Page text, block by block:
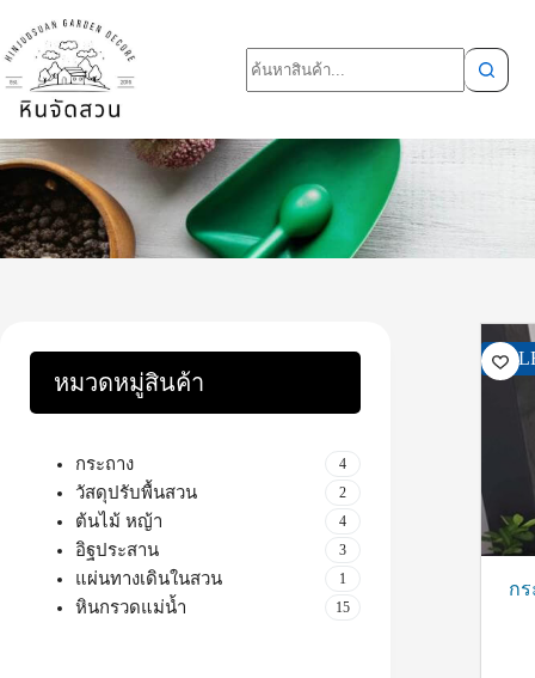
ก
หมวดหมู่สินค้า
กระถาง 4
วัสดุปรับพื้นสวน 2
ต้นไม้ หญ้า 4
อิฐประสาน 3
แผ่นทางเดินในสวน 1
หินกรวดแม่น้ำ 15